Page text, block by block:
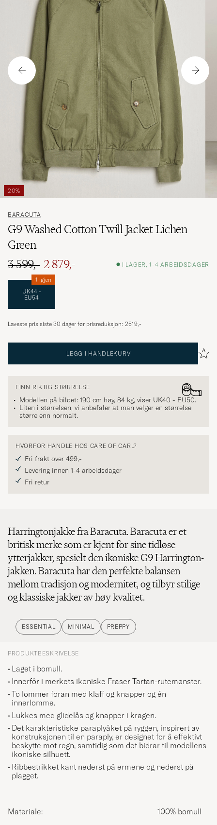
20%
BARACUTA
G9 Washed Cotton Twill Jacket Lichen
Green
3 599,- 2 879,- I LAGER, 1-4 ARBEIDSDAGER
UK44 -
EU54
1 igjen
Laveste pris siste 30 dager før prisreduksjon: 2519,-
LEGG I HANDLEKURV
FINN RIKTIG STØRRELSE
Modellen på bildet: 190 cm høy, 84 kg, viser UK40 - EU50.
Liten i størrelsen, vi anbefaler at man velger en størrelse
større enn normalt.
HVORFOR HANDLE HOS CARE OF CARL?
Fri frakt over 499,-
Levering innen 1-4 arbeidsdager
Fri retur
Harringtonjakke fra Baracuta. Baracuta er et
britisk merke som er kjent for sine tidløse
ytterjakker, spesielt den ikoniske G9 Harrington-
jakken. Baracuta har den perfekte balansen
mellom tradisjon og modernitet, og tilbyr stilige
og klassiske jakker av høy kvalitet.
ESSENTIAL MINIMAL PREPPY
PRODUKTBESKRIVELSE
Laget i bomull.
Innerfôr i merkets ikoniske Fraser Tartan-rutemønster.
To lommer foran med klaff og knapper og én
innerlomme.
Lukkes med glidelås og knapper i kragen.
Det karakteristiske paraplyåket på ryggen, inspirert av
konstruksjonen til en paraply, er designet for å effektivt
beskytte mot regn, samtidig som det bidrar til modellens
ikoniske silhuett.
Ribbestrikket kant nederst på ermene og nederst på
plagget.
Materiale: 100% bomull